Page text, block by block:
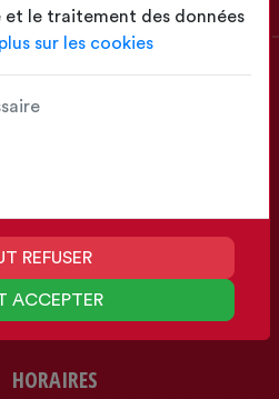
et le traitement des données
sur les cookies
REFUSER
ACCEPTER
À PROPOS
de solutions textiles.
acoustique, architecture
HORAIRES